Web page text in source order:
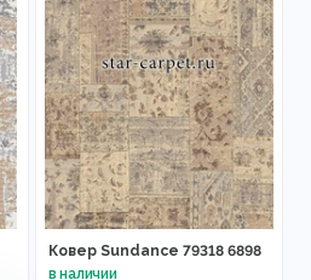
Ковер Sundance 79318 6898